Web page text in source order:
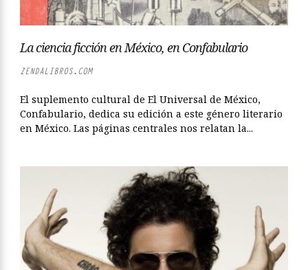
La ciencia ficción en México, en Confabulario
ZENDALIBROS.COM
El suplemento cultural de El Universal de México,
Confabulario, dedica su edición a este género literario
en México. Las páginas centrales nos relatan la...